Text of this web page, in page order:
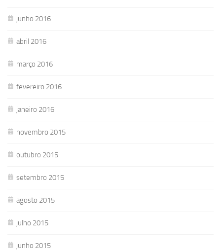
junho 2016
abril 2016
março 2016
fevereiro 2016
janeiro 2016
novembro 2015
outubro 2015
setembro 2015
agosto 2015
julho 2015
junho 2015